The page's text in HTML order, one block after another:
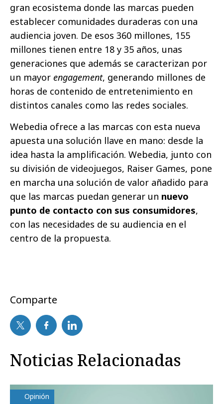
gran ecosistema donde las marcas pueden
establecer comunidades duraderas con una
audiencia joven. De esos 360 millones, 155
millones tienen entre 18 y 35 años, unas
generaciones que además se caracterizan por
un mayor engagement, generando millones de
horas de contenido de entretenimiento en
distintos canales como las redes sociales.
Webedia ofrece a las marcas con esta nueva
apuesta una solución llave en mano: desde la
idea hasta la amplificación. Webedia, junto con
su división de videojuegos, Raiser Games, pone
en marcha una solución de valor añadido para
que las marcas puedan generar un nuevo
punto de contacto con sus consumidores,
con las necesidades de su audiencia en el
centro de la propuesta.
Comparte
Noticias Relacionadas
Opinión